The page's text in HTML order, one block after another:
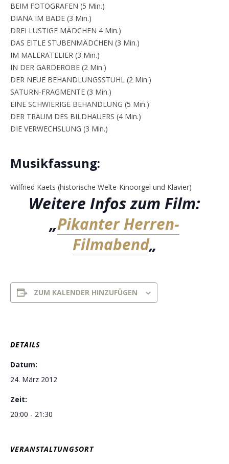
BEIM FOTOGRAFEN (5 Min.)
DIANA IM BADE (3 Min.)
DREI LUSTIGE MÄDCHEN 4 Min.)
DAS EITLE STUBENMÄDCHEN (3 Min.)
IM MALERATELIER (3 Min.)
IN DER GARDEROBE (2 Min.)
DER NEUE BEHANDLUNGSSTUHL (2 Min.)
SATURN-FRAGMENTE (3 Min.)
EINE SCHWIERIGE BEHANDLUNG (5 Min.)
DER TRAUM DES BILDHAUERS (4 Min.)
DIE VERWECHSLUNG (3 Min.)
Musikfassung:
Wilfried Kaets (historische Welte-Kinoorgel und Klavier)
Weitere Infos zum Film:
„Pikanter Herren-
Filmabend„
ZUM KALENDER HINZUFÜGEN
DETAILS
Datum:
24. März 2012
Zeit:
20:00 - 21:30
VERANSTALTUNGSORT